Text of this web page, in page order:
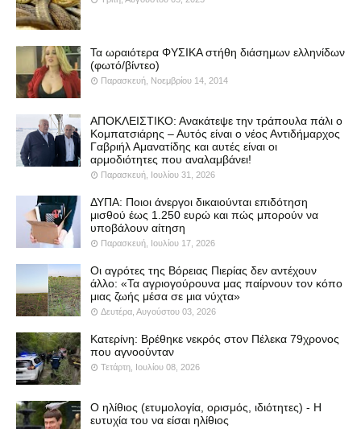
Τα ωραιότερα ΦΥΣΙΚΑ στήθη διάσημων ελληνίδων
(φωτό/βίντεο)
Παρασκευή, Νοεμβρίου 14, 2014
ΑΠΟΚΛΕΙΣΤΙΚΟ: Ανακάτεψε την τράπουλα πάλι ο
Κομπατσιάρης – Αυτός είναι ο νέος Αντιδήμαρχος
Γαβριήλ Αμανατίδης και αυτές είναι οι
αρμοδιότητες που αναλαμβάνει!
Παρασκευή, Ιουλίου 31, 2026
ΔΥΠΑ: Ποιοι άνεργοι δικαιούνται επιδότηση
μισθού έως 1.250 ευρώ και πώς μπορούν να
υποβάλουν αίτηση
Παρασκευή, Ιουλίου 17, 2026
Οι αγρότες της Βόρειας Πιερίας δεν αντέχουν
άλλο: «Τα αγριογούρουνα μας παίρνουν τον κόπο
μιας ζωής μέσα σε μια νύχτα»
Δευτέρα, Αυγούστου 03, 2026
Κατερίνη: Βρέθηκε νεκρός στον Πέλεκα 79χρονος
που αγνοούνταν
Τετάρτη, Ιουλίου 08, 2026
Ο ηλίθιος (ετυμολογία, ορισμός, ιδιότητες) - Η
ευτυχία του να είσαι ηλίθιος